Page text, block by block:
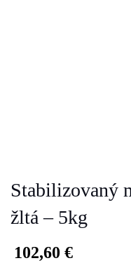
Stabilizovaný
žltá – 5kg
102,60 €